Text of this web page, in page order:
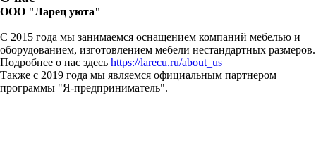
ООО "Ларец уюта"
С 2015 года мы занимаемся оснащением компаний мебелью и
оборудованием, изготовлением мебели нестандартных размеров.
Подробнее о нас здесь https://larecu.ru/about_us
Также с 2019 года мы являемся официальным партнером
программы "Я-предприниматель".